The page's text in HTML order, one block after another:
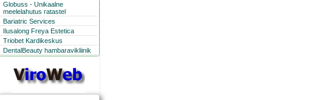
Globuss - Unikaalne
meelelahutus ratastel
Bariatric Services
Ilusalong Freya Estetica
Triobet Kardikeskus
DentalBeauty hambaravikliinik